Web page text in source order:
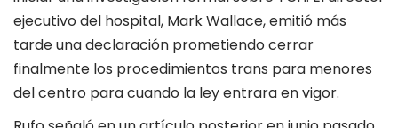
ejecutivo del hospital, Mark Wallace, emitió más
tarde una declaración prometiendo cerrar
finalmente los procedimientos trans para menores
del centro para cuando la ley entrara en vigor.